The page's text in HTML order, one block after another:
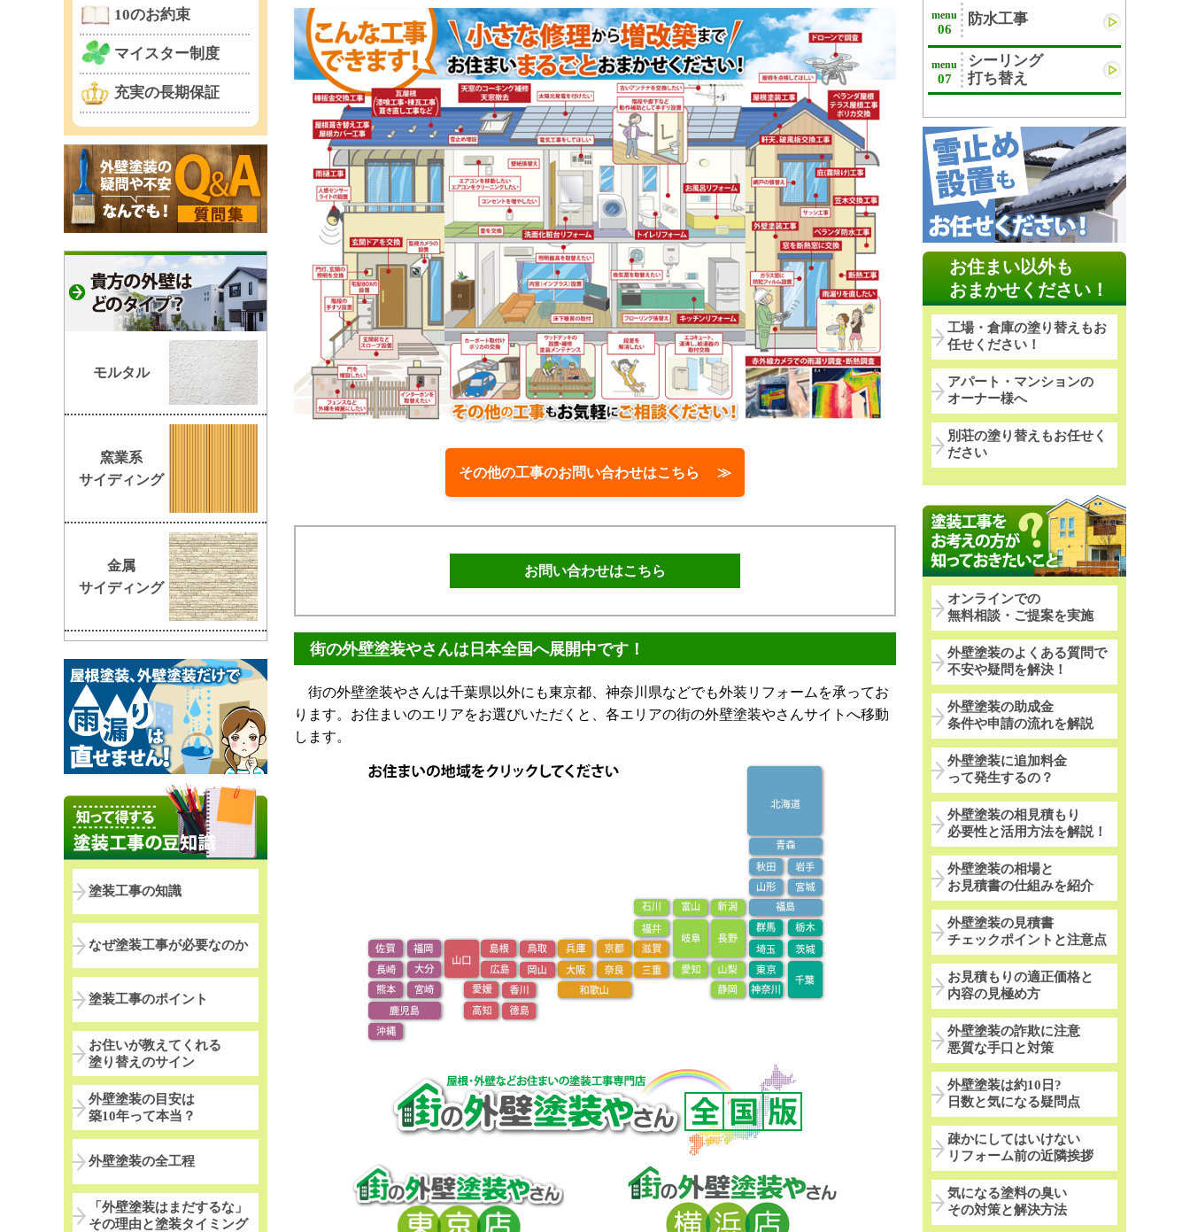
その他の工事のお問い合わせはこちら ≫
お問い合わせはこちら
街の外壁塗装やさんは日本全国へ展開中です！
街の外壁塗装やさんは千葉県以外にも東京都、神奈川県などでも外装リフォームを承ってお
ります。お住まいのエリアをお選びいただくと、各エリアの街の外壁塗装やさんサイトへ移動
します。
menu
06
防水工事
menu
07
シーリング
打ち替え
お住まい以外も
おまかせください！
工場・倉庫の塗り替えもお
任せください！
アパート・マンションの
オーナー様へ
別荘の塗り替えもお任せく
ださい
オンラインでの
無料相談・ご提案を実施
外壁塗装のよくある質問で
不安や疑問を解決！
外壁塗装の助成金
条件や申請の流れを解説
外壁塗装に追加料金
って発生するの？
外壁塗装の相見積もり
必要性と活用方法を解説！
外壁塗装の相場と
お見積書の仕組みを紹介
外壁塗装の見積書
チェックポイントと注意点
お見積もりの適正価格と
内容の見極め方
外壁塗装の詐欺に注意
悪質な手口と対策
外壁塗装は約10日?
日数と気になる疑問点
疎かにしてはいけない
リフォーム前の近隣挨拶
気になる塗料の臭い
その対策と解決方法
10のお約束
マイスター制度
充実の長期保証
モルタル
窯業系
サイディング
金属
サイディング
塗装工事の知識
なぜ塗装工事が必要なのか
塗装工事のポイント
お住いが教えてくれる
塗り替えのサイン
外壁塗装の目安は
築10年って本当？
外壁塗装の全工程
「外壁塗装はまだするな」
その理由と塗装タイミング